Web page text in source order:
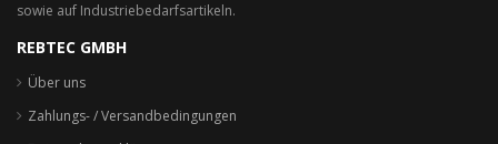
sowie auf Industriebedarfsartikeln.
REBTEC GMBH
Über uns
Zahlungs- / Versandbedingungen